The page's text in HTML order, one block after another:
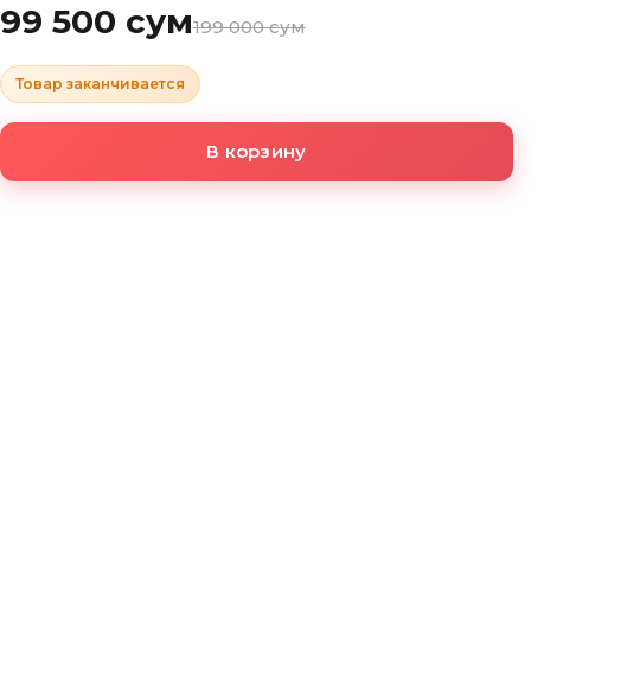
99 500 сум199 000 сум
Товар заканчивается
В корзину